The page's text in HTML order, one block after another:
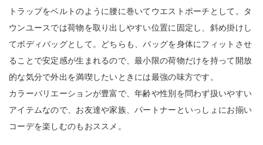
トラップをベルトのように腰に巻いてウエストポーチとして。タ
ウンユースでは荷物を取り出しやすい位置に固定し、斜め掛けし
てボディバッグとして。どちらも、バッグを身体にフィットさせ
ることで安定感が生まれるので、最小限の荷物だけを持って開放
的な気分で外出を満喫したいときには最強の味方です。
カラーバリエーションが豊富で、年齢や性別を問わず扱いやすい
アイテムなので、お友達や家族、パートナーといっしょにお揃い
コーデを楽しむのもおススメ。